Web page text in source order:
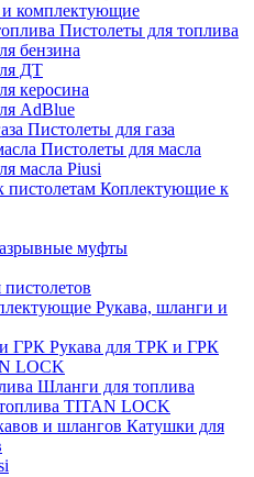
и комплектующие
Пистолеты для топлива
бензина
ДТ
керосина
AdBlue
Пистолеты для газа
Пистолеты для масла
масла Piusi
Коплектующие к
муфты
Рукава, шланги и
Рукава для ТРК и ГРК
LOCK
Шланги для топлива
TITAN LOCK
Катушки для